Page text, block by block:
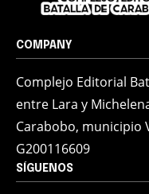
COMPANY
Complejo Editorial
entre Lara y
Carabobo, municipio
G200116609
SÍGUENOS